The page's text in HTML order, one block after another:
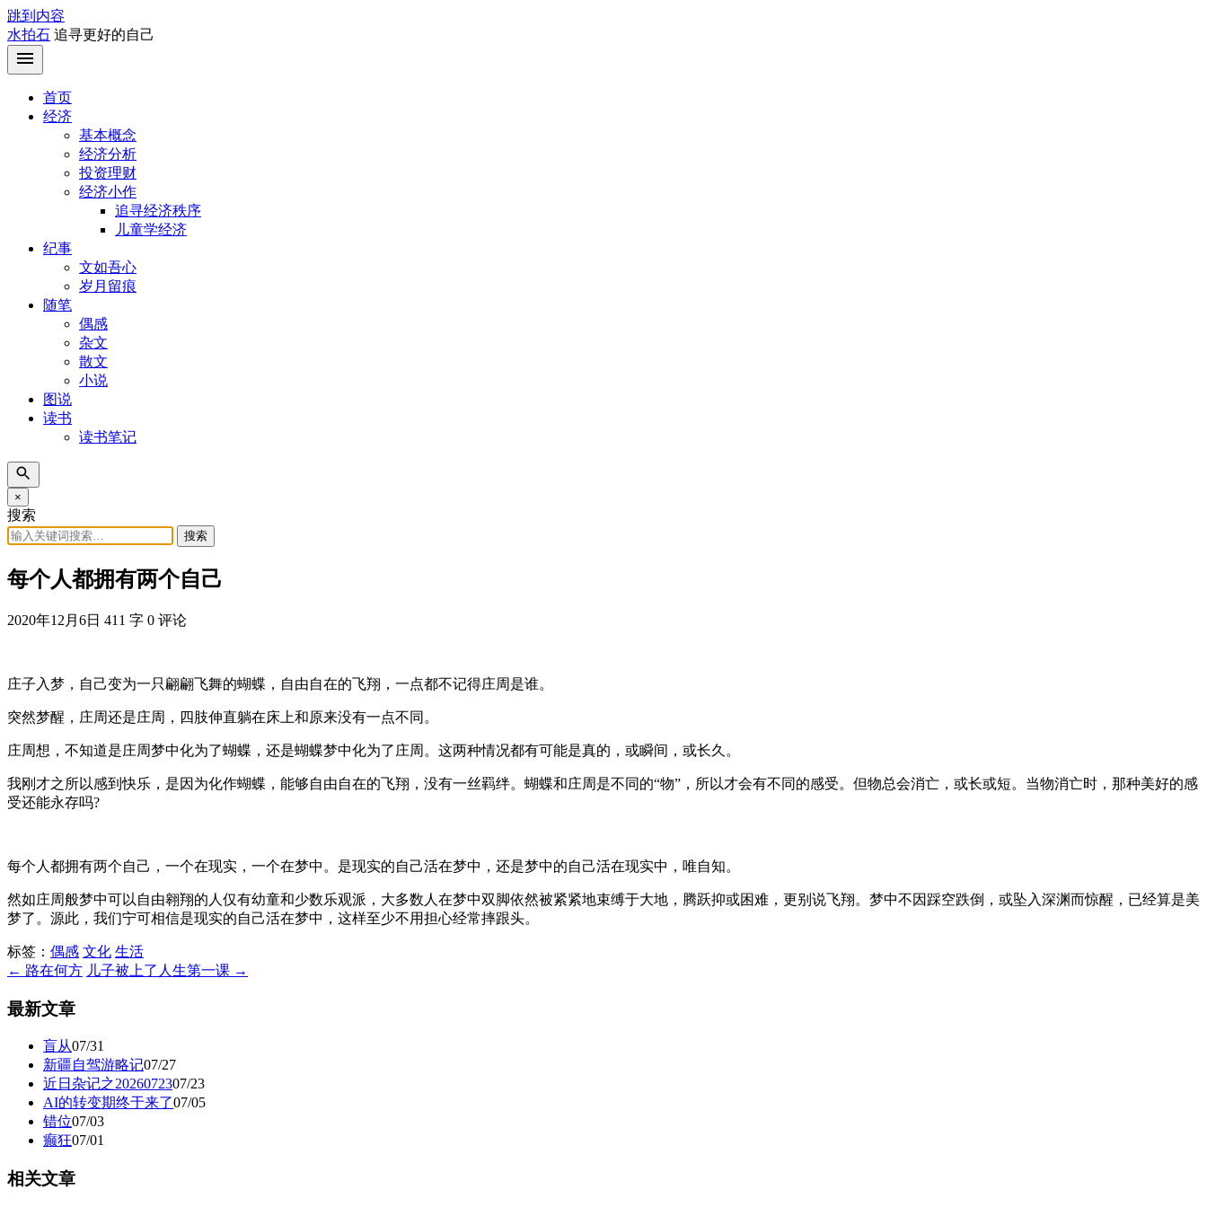
跳到内容
水拍石 追寻更好的自己
首页
经济
基本概念
经济分析
投资理财
经济小作
追寻经济秩序
儿童学经济
纪事
文如吾心
岁月留痕
随笔
偶感
杂文
散文
小说
图说
读书
读书笔记
×
搜索
搜索
每个人都拥有两个自己
2020年12月6日 411 字 0 评论
庄子入梦，自己变为一只翩翩飞舞的蝴蝶，自由自在的飞翔，一点都不记得庄周是谁。
突然梦醒，庄周还是庄周，四肢伸直躺在床上和原来没有一点不同。
庄周想，不知道是庄周梦中化为了蝴蝶，还是蝴蝶梦中化为了庄周。这两种情况都有可能是真的，或瞬间，或长久。
我刚才之所以感到快乐，是因为化作蝴蝶，能够自由自在的飞翔，没有一丝羁绊。蝴蝶和庄周是不同的“物”，所以才会有不同的感受。但物总会消亡，或长或短。当物消亡时，那种美好的感
受还能永存吗?
每个人都拥有两个自己，一个在现实，一个在梦中。是现实的自己活在梦中，还是梦中的自己活在现实中，唯自知。
然如庄周般梦中可以自由翱翔的人仅有幼童和少数乐观派，大多数人在梦中双脚依然被紧紧地束缚于大地，腾跃抑或困难，更别说飞翔。梦中不因踩空跌倒，或坠入深渊而惊醒，已经算是美
梦了。源此，我们宁可相信是现实的自己活在梦中，这样至少不用担心经常摔跟头。
标签： 偶感 文化 生活
← 路在何方 儿子被上了人生第一课 →
最新文章
盲从07/31
新疆自驾游略记07/27
近日杂记之2026072307/23
AI的转变期终于来了07/05
错位07/03
癫狂07/01
相关文章